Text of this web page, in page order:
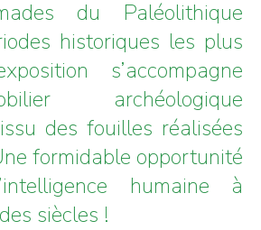
du Paléolithique
historiques les plus
s’accompagne
archéologique
des fouilles réalisées
formidable opportunité
humaine à
siècles !